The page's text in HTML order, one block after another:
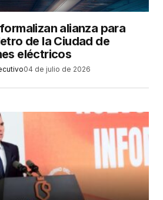
alianza para
de la Ciudad de
eléctricos
04 de julio de 2026